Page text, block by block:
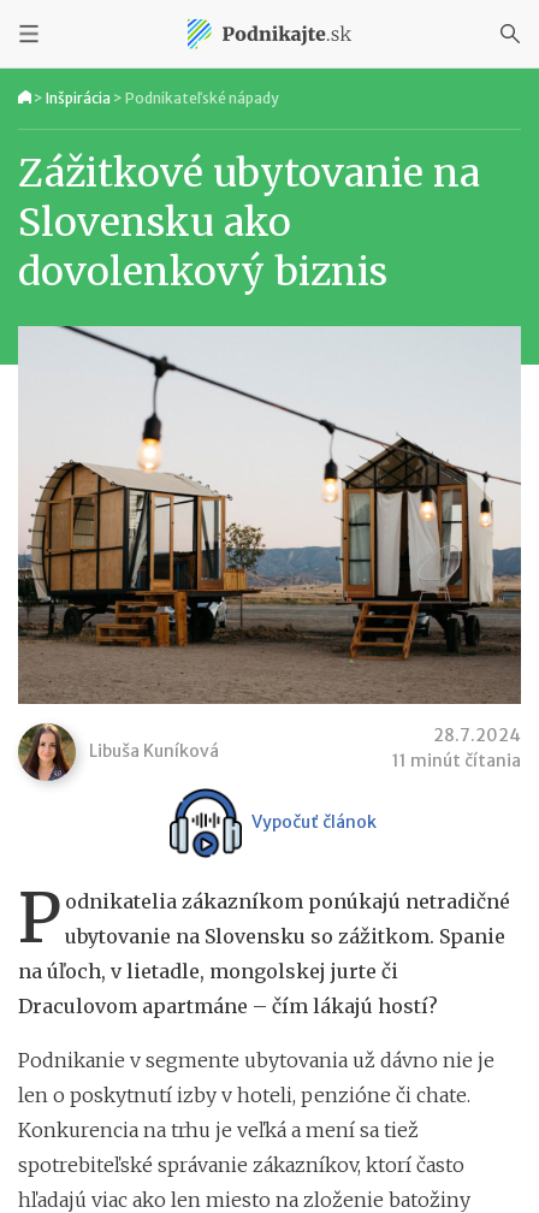
> Inšpirácia > Podnikateľské nápady
Zážitkové ubytovanie na
Slovensku ako
dovolenkový biznis
Libuša Kuníková
28.7.2024
11 minút čítania
Vypočuť článok
P odnikatelia zákazníkom ponúkajú netradičné
ubytovanie na Slovensku so zážitkom. Spanie
na úľoch, v lietadle, mongolskej jurte či
Draculovom apartmáne – čím lákajú hostí?
Podnikanie v segmente ubytovania už dávno nie je
len o poskytnutí izby v hoteli, penzióne či chate.
Konkurencia na trhu je veľká a mení sa tiež
spotrebiteľské správanie zákazníkov, ktorí často
hľadajú viac ako len miesto na zloženie batožiny